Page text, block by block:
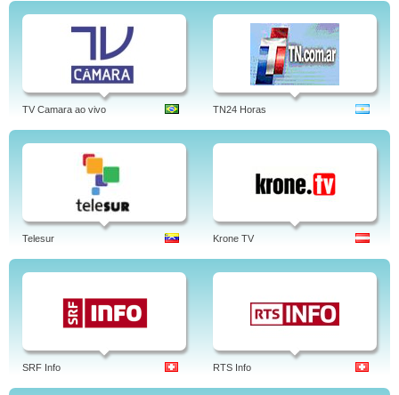
TV Camara ao vivo TN24 Horas
Telesur Krone TV
SRF Info RTS Info